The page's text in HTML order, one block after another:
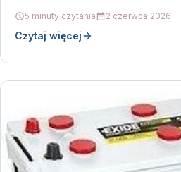
5 minuty czytania 2 czerwca 2026
Czytaj więcej